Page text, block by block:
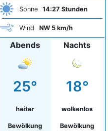
Sonne 14:27 Stunden
Wind NW 5 km/h
Abends
25°
heiter
Bewölkung
Nachts
18°
wolkenlos
Bewölkung